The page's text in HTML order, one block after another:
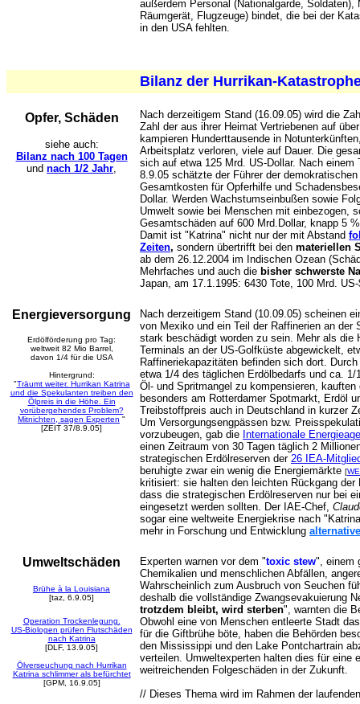
außerdem Personal (Nationalgarde,
Räumgerät, Flugzeuge) bindet, die bei der
in den USA fehlten.
Bilanz der Hurrikan-
Opfer, Schäden
siehe auch:
Bilanz nach 100 Tagen
und nach 1/2 Jahr,
Nach derzeitigem Stand (16.09.05) wird die
Zahl der aus ihrer Heimat Vertriebenen auf
kampieren Hunderttausende in
Arbeitsplatz verloren, viele auf Dauer. Die
sich auf etwa 125 Mrd. US-Dollar. Nach
8.9.05 schätzte der Führer der
Gesamtkosten für Opferhilfe und
Dollar. Werden Wachstumseinbußen sowie
Umwelt sowie bei Menschen mit einbezogen,
Gesamtschäden auf 600 Mrd.Dollar, knapp 5
Damit ist "Katrina" nicht nur der mit Abstand
Zeiten, sondern übertrifft bei den materiellen
ab dem 26.12.2004 im Indischen Ozean
Mehrfaches und auch die bisher schwerste
Japan, am 17.1.1995: 6430 Tote, 100 Mrd.
Energieversorgung
Erdölförderung pro Tag:
weltweit 82 Mio Barrel,
davon 1/4 für die USA
Hintergrund:
"Träumt weiter. Hurrikan Katrina
und die Spekulanten treiben den
Ölpreis in die Höhe. Ein
vorübergehendes Problem?
Mitnichten, sagen Experten "
[ZEIT 37/8.9.05]
Nach derzeitigem Stand (10.09.05) scheinen
von Mexiko und ein Teil der Raffinerien an
stark beschädigt worden zu sein. Mehr als die
Terminals an der US-Golfküste abgewickelt,
Raffineriekapazitäten befinden sich dort.
etwa 1/4 des täglichen Erdölbedarfs und ca.
Öl- und Spritmangel zu kompensieren,
besonders am Rotterdamer Spotmarkt, Erdöl
Treibstoffpreis auch in Deutschland in kurzer
Um Versorgungsengpässen bzw.
vorzubeugen, gab die Internationale
einen Zeitraum von 30 Tagen täglich 2
strategischen Erdölreserven der 26 IEA-
beruhigte zwar ein wenig die Energiemärkte [
kritisiert: sie halten den leichten Rückgang
dass die strategischen Erdölreserven nur bei
eingesetzt werden sollten. Der IAE-Chef,
sogar eine weltweite Energiekrise nach
mehr in Forschung und Entwicklung
Umweltschäden
Brühe à la Louisiana
[taz, 6.9.05]
Operation Trockenlegung.
US-Biologen prüfen Flutschäden
nach Katrina
[DLF, 13.9.05]
Ölverseuchung nach Hurrikan
Katrina schlimmer als befürchtet
[GPM, 16.9.05]
Experten warnen vor dem "toxic stew", einem
Chemikalien und menschlichen Abfällen,
Wahrscheinlich zum Ausbruch von Seuchen
deshalb die vollständige Zwangsevakuierung
trotzdem bleibt, wird sterben", warnten die
Obwohl eine von Menschen entleerte Stadt
für die Giftbrühe böte, haben die Behörden
den Mississippi und den Lake Pontchartrain
verteilen. Umweltexperten halten dies für eine
weitreichenden Folgeschäden in der Zukunft.
// Dieses Thema wird im Rahmen der